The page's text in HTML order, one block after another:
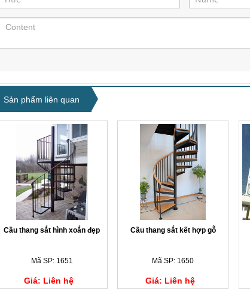
Sản phẩm liên quan
Cầu thang sắt hình xoắn đẹp
Mã SP: 1651
Giá: Liên hệ
Cầu thang sắt kết hợp gỗ
Mã SP: 1650
Giá: Liên hệ